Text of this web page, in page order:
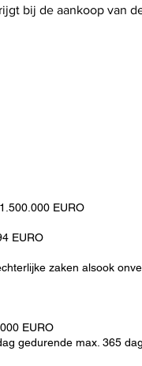
bij de aankoop van
EURO
EURO
zaken alsook
EURO
gedurende max. 365